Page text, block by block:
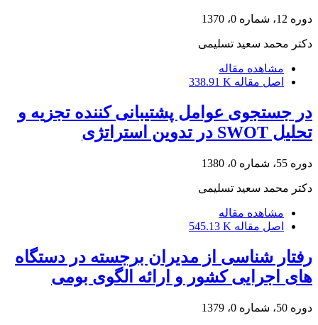
دوره 12، شماره 0، 1370
دکتر محمد سعید تسلیمی
مشاهده مقاله
اصل مقاله 338.91 K
در جستجوی عوامل پشتیبانی کننده تجزیه و
تحلیل SWOT در تدوین استراتژی
دوره 55، شماره 0، 1380
دکتر محمد سعید تسلیمی
مشاهده مقاله
اصل مقاله 545.13 K
رفتار شناسی از مدیران برجسته در دستگاه
های اجرایی کشور و ارائه الگوی بومی
دوره 50، شماره 0، 1379